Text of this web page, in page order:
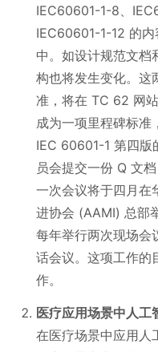
IEC60601-1-8、
IEC60601-1-12 的
中。如设计规范文档
构也将发生变化。这
准，将在 TC 62 网
成为一项里程碑标
IEC 60601-1 第四
员会提交一份 Q 文
一次会议将于四月在
进协会 (AAMI) 总部
每年举行两次现场
话会议。这项工作的
作。
医疗应用场景中人工
在医疗场景中应用人